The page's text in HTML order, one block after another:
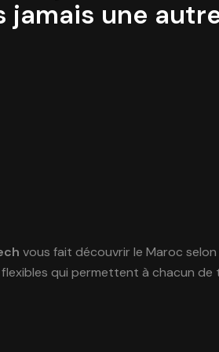
jamais une
vous fait découvrir le Maroc
qui permettent à chacun de